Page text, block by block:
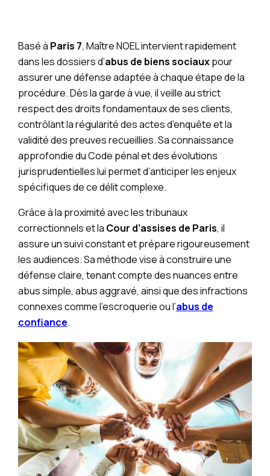
Basé à Paris 7, Maître NOEL intervient rapidement
dans les dossiers d’abus de biens sociauxpour
assurer une défense adaptée à chaque étape de la
procédure. Dès la garde à vue, il veille au strict
respect des droits fondamentaux de ses clients,
contrôlant la régularité des actes d’enquête et la
validité des preuves recueillies. Sa connaissance
approfondie du Code pénal et des évolutions
jurisprudentielles lui permet d’anticiper les enjeux
spécifiques de ce délit complexe.
Grâce à la proximité avec les tribunaux
correctionnels et la Cour d’assises de Paris, il
assure un suivi constant et prépare rigoureusement
les audiences. Sa méthode vise à construire une
défense claire, tenant compte des nuances entre
abus simple, abus aggravé, ainsi que des infractions
connexes comme l’escroquerie ou l’abus de
confiance.